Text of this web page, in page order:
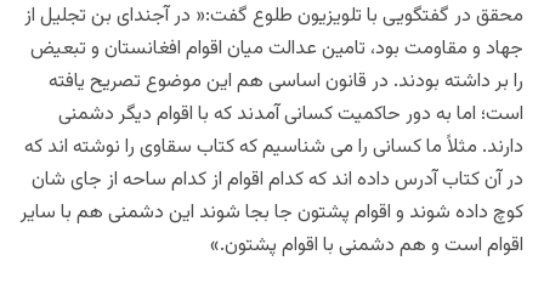
محقق در گفتگويی با تلويزيون طلوع گفت:« در آجندای بن تجلیل از
جهاد و مقاومت بود، تامین عدالت میان اقوام افغانستان و تبعیض
را بر داشته بودند. در قانون اساسی هم این موضوع تصریح یافته
است؛ اما به دور حاکمیت کسانی آمدند که با اقوام دیگر دشمنی
دارند. مثلاً ما کسانی را می شناسیم که کتاب سقاوی را نوشته اند که
در آن کتاب آدرس داده اند که کدام اقوام از کدام ساحه از جای شان
کوچ داده شوند و اقوام پشتون جا بجا شوند این دشمنی هم با سایر
اقوام است و هم دشمنی با اقوام پشتون.»